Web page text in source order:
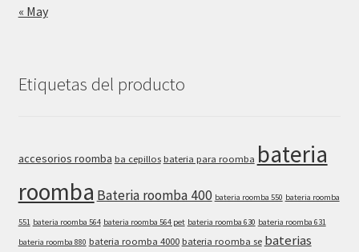
« May
Etiquetas del producto
accesorios roomba ba cepillos bateria para roomba bateria
roomba Bateria roomba 400 bateria roomba 550 bateria roomba
551 bateria roomba 564 bateria roomba 564 pet bateria roomba 630 bateria roomba 631
bateria roomba 880 bateria roomba 4000 bateria roomba se baterias